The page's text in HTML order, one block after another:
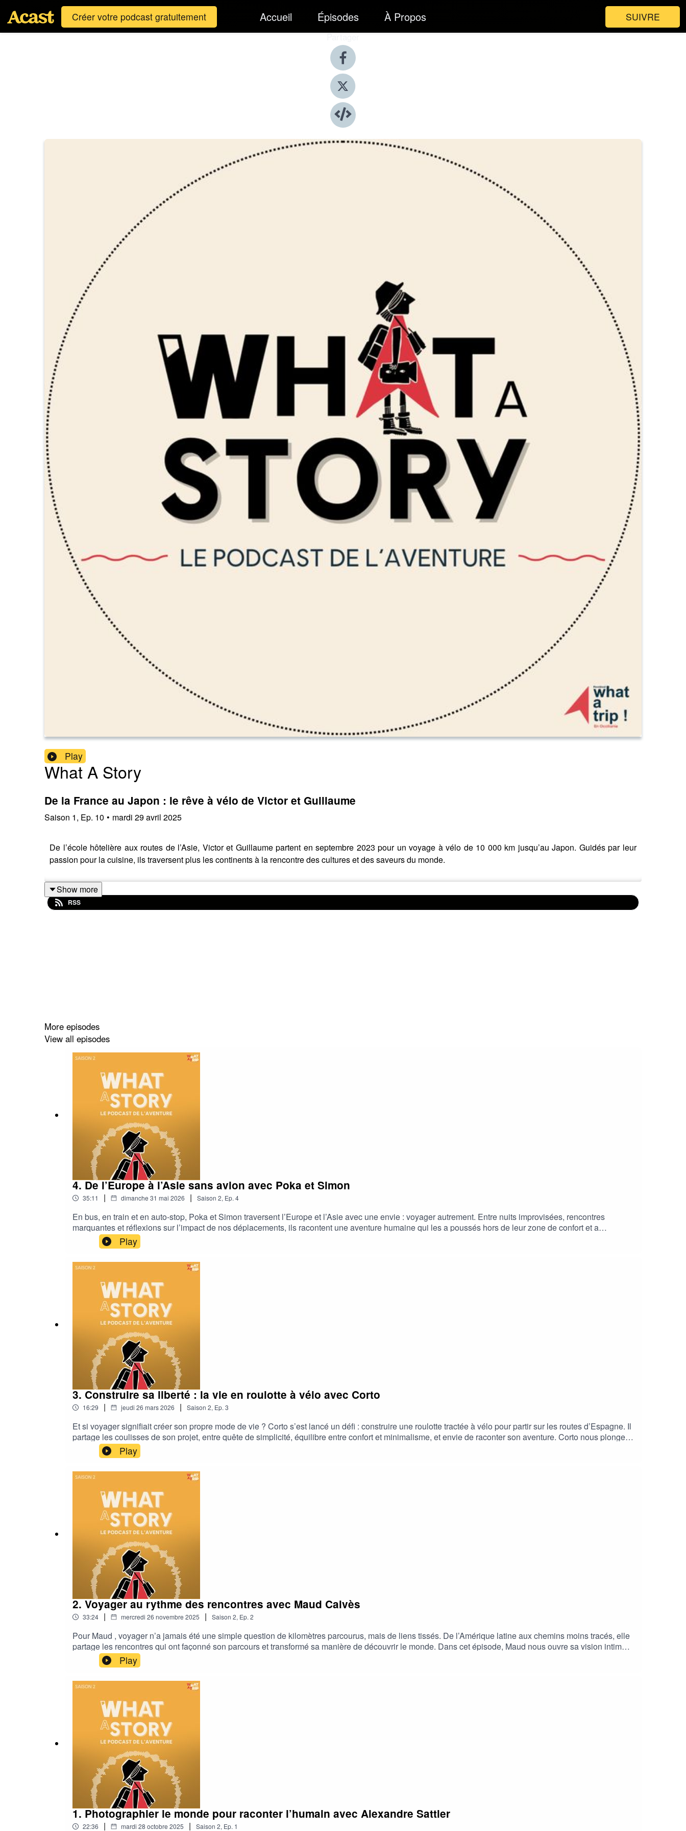
Créer votre podcast gratuitement Accueil Épisodes À Propos SUIVRE
Partager
Play
What A Story
De la France au Japon : le rêve à vélo de Victor et Guillaume
Saison 1, Ep. 10 • mardi 29 avril 2025
De l’école hôtelière aux routes de l’Asie, Victor et Guillaume partent en septembre 2023 pour un voyage à vélo de 10 000 km jusqu’au Japon. Guidés par leur
passion pour la cuisine, ils traversent plus les continents à la rencontre des cultures et des saveurs du monde.
Show more
RSS
More episodes
View all episodes
4. De l’Europe à l’Asie sans avion avec Poka et Simon
35:11 | dimanche 31 mai 2026 | Saison 2, Ep. 4
En bus, en train et en auto-stop, Poka et Simon traversent l’Europe et l’Asie avec une envie : voyager autrement. Entre nuits improvisées, rencontres
marquantes et réflexions sur l’impact de nos déplacements, ils racontent une aventure humaine qui les a poussés hors de leur zone de confort et a
transformé leur façon de voir le monde.
Play
3. Construire sa liberté : la vie en roulotte à vélo avec Corto
16:29 | jeudi 26 mars 2026 | Saison 2, Ep. 3
Et si voyager signifiait créer son propre mode de vie ? Corto s’est lancé un défi : construire une roulotte tractée à vélo pour partir sur les routes d’Espagne. Il
partage les coulisses de son projet, entre quête de simplicité, équilibre entre confort et minimalisme, et envie de raconter son aventure. Corto nous plonge
dans un mode de vie nomade qui questionne notre rapport au voyage, au temps et à la liberté.
Play
2. Voyager au rythme des rencontres avec Maud Calvès
33:24 | mercredi 26 novembre 2025 | Saison 2, Ep. 2
Pour Maud , voyager n’a jamais été une simple question de kilomètres parcourus, mais de liens tissés. De l’Amérique latine aux chemins moins tracés, elle
partage les rencontres qui ont façonné son parcours et transformé sa manière de découvrir le monde. Dans cet épisode, Maud nous ouvre sa vision intime
du voyage : un espace de connexion, de curiosité et d’humanité.
Play
1. Photographier le monde pour raconter l’humain avec Alexandre Sattler
22:36 | mardi 28 octobre 2025 | Saison 2, Ep. 1